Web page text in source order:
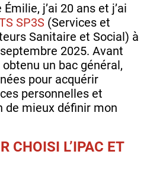
j’ai 20 ans et j’ai
SP3S (Services et
Sanitaire et Social) à
2025. Avant
obtenu un bac général,
pour acquérir
personnelles et
de mieux définir mon
CHOISI L’IPAC ET